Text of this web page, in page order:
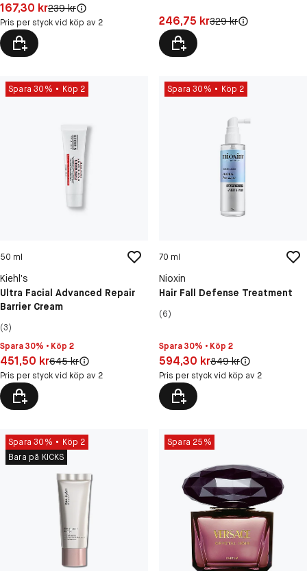
Pris: 167,30 kr
167,30 krOriginal pris:
239 kr
Pris per styck vid köp av 2 Pris: 246,75 kr
246,75 krOriginal pris:
329 kr
Spara 30% Köp 2
50 ml
Kiehl’s
Ultra Facial Advanced Repair
Barrier Cream
(3)
Spara 30% • Köp 2
Pris: 451,50 kr
451,50 krOriginal pris:
645 kr
Pris per styck vid köp av 2
Spara 30% Köp 2
70 ml
Nioxin
Hair Fall Defense Treatment
(6)
Spara 30% • Köp 2
Pris: 594,30 kr
594,30 krOriginal pris:
849 kr
Pris per styck vid köp av 2
Spara 30%
Köp 2
Bara på KICKS
Spara 25%